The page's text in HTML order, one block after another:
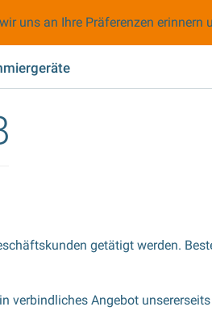
getätigt werden.
Angebot
uns an Ihre Präferenzen erinnern